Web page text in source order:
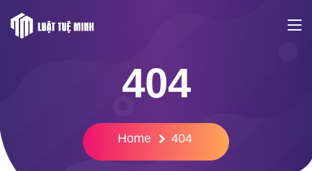
404
Home 404